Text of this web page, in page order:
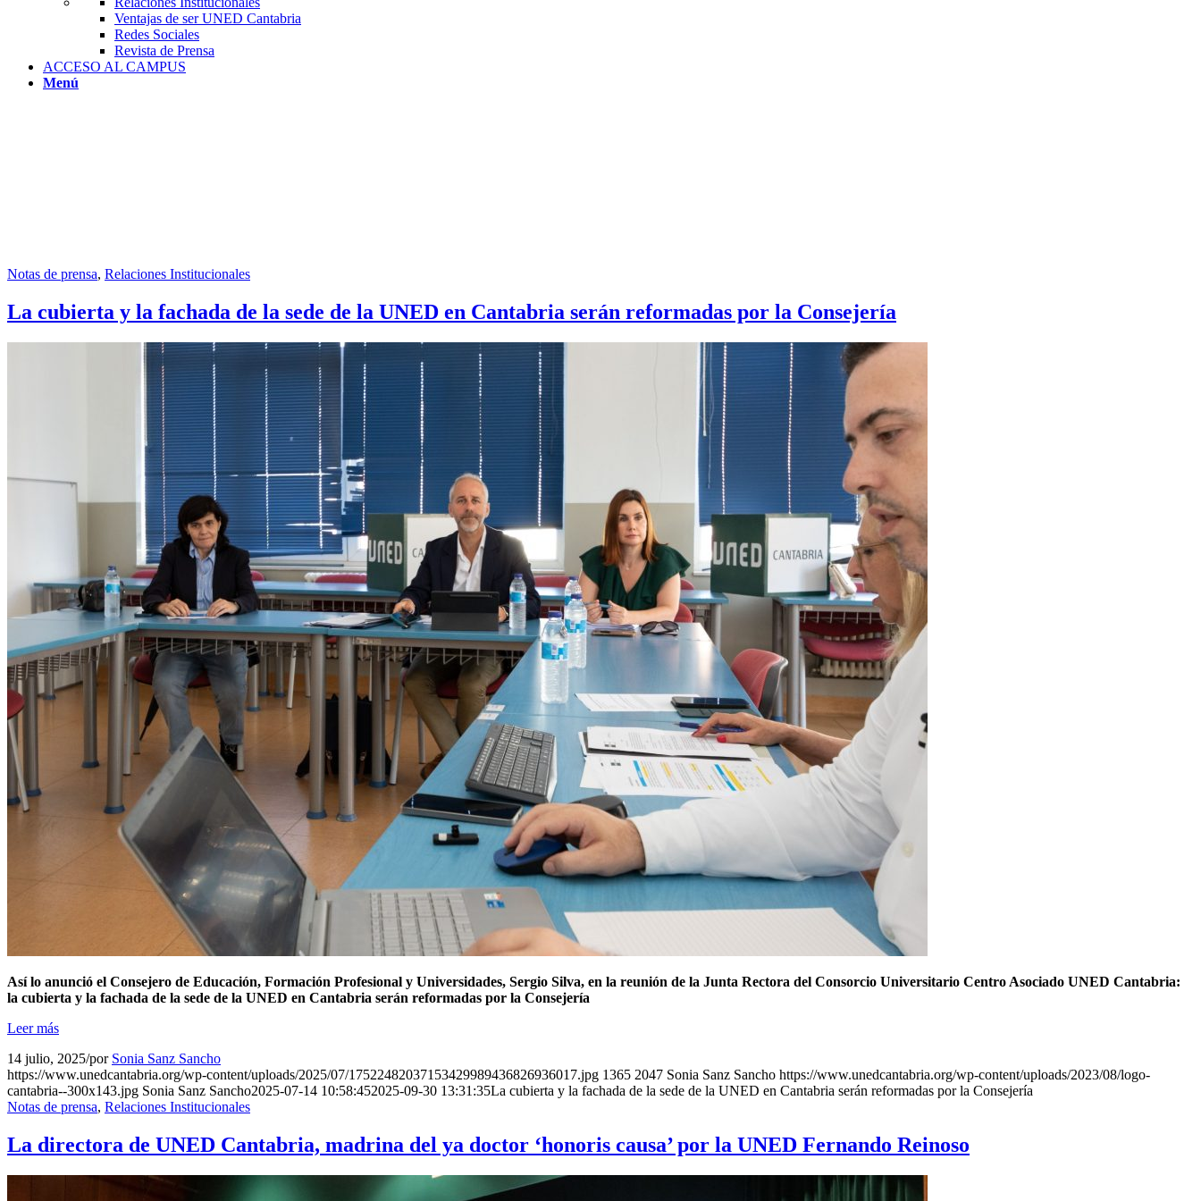
Ventajas de ser UNED Cantabria
Redes Sociales
Revista de Prensa
ACCESO AL CAMPUS
Menú
Notas de prensa, Relaciones Institucionales
La cubierta y la fachada de la sede de la UNED en Cantabria serán reformadas por la Consejería
Así lo anunció el Consejero de Educación, Formación Profesional y Universidades, Sergio Silva, en la reunión de la Junta Rectora del Consorcio Universitario Centro Asociado UNED Cantabria:
la cubierta y la fachada de la sede de la UNED en Cantabria serán reformadas por la Consejería
Leer más
14 julio, 2025/por Sonia Sanz Sancho
https://www.unedcantabria.org/wp-content/uploads/2025/07/17522482037153429989436826936017.jpg 1365 2047 Sonia Sanz Sancho https://www.unedcantabria.org/wp-content/uploads/2023/08/logo-
cantabria--300x143.jpg Sonia Sanz Sancho2025-07-14 10:58:452025-09-30 13:31:35La cubierta y la fachada de la sede de la UNED en Cantabria serán reformadas por la Consejería
Notas de prensa, Relaciones Institucionales
La directora de UNED Cantabria, madrina del ya doctor ‘honoris causa’ por la UNED Fernando Reinoso